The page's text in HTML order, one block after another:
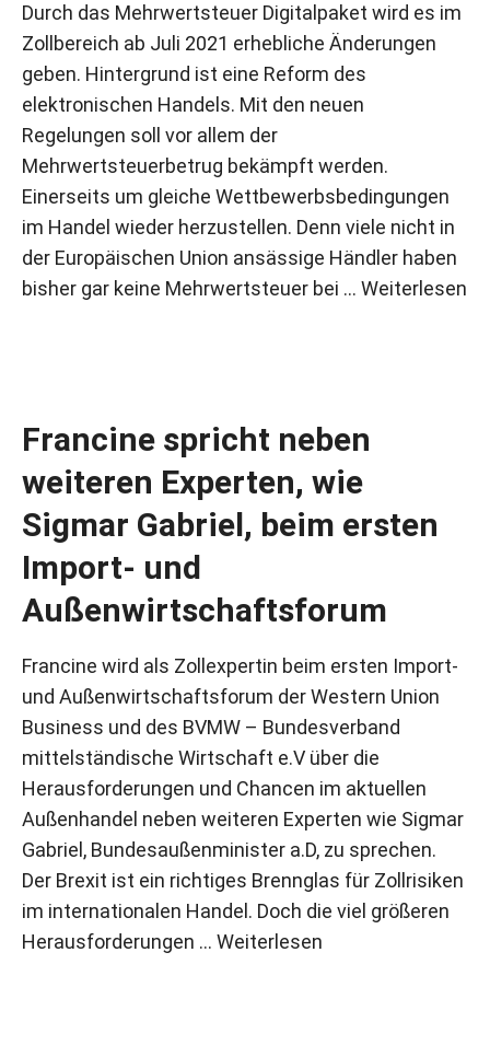
Durch das Mehrwertsteuer Digitalpaket wird es im
Zollbereich ab Juli 2021 erhebliche Änderungen
geben. Hintergrund ist eine Reform des
elektronischen Handels. Mit den neuen
Regelungen soll vor allem der
Mehrwertsteuerbetrug bekämpft werden.
Einerseits um gleiche Wettbewerbsbedingungen
im Handel wieder herzustellen. Denn viele nicht in
der Europäischen Union ansässige Händler haben
bisher gar keine Mehrwertsteuer bei … Weiterlesen
Francine spricht neben
weiteren Experten, wie
Sigmar Gabriel, beim ersten
Import- und
Außenwirtschaftsforum
Francine wird als Zollexpertin beim ersten Import-
und Außenwirtschaftsforum der Western Union
Business und des BVMW – Bundesverband
mittelständische Wirtschaft e.V über die
Herausforderungen und Chancen im aktuellen
Außenhandel neben weiteren Experten wie Sigmar
Gabriel, Bundesaußenminister a.D, zu sprechen.
Der Brexit ist ein richtiges Brennglas für Zollrisiken
im internationalen Handel. Doch die viel größeren
Herausforderungen … Weiterlesen